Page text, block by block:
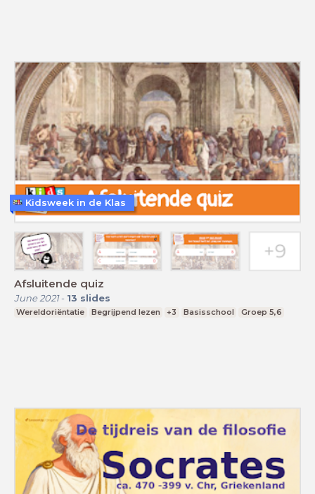
Afsluitende quiz
June 2021- 13 slides
Wereldoriëntatie Begrijpend lezen +3 Basisschool Groep 5,6
Kidsweek in de Klas